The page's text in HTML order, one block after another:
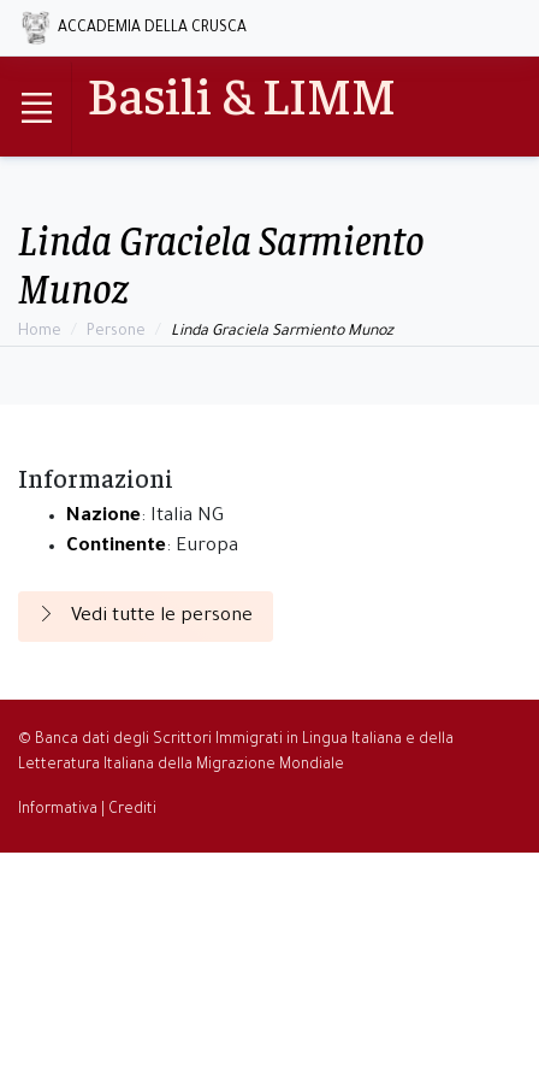
ACCADEMIA DELLA CRUSCA
Basili & LIMM
Linda Graciela Sarmiento
Munoz
Home Persone Linda Graciela Sarmiento Munoz
Informazioni
Nazione: Italia NG
Continente: Europa
Vedi tutte le persone
© Banca dati degli Scrittori Immigrati in Lingua Italiana e della
Letteratura Italiana della Migrazione Mondiale
Informativa Crediti